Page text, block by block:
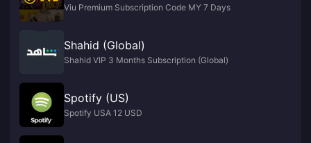
Viu Premium Subscription Code MY 7 Days
Shahid (Global)
Shahid VIP 3 Months Subscription (Global)
Spotify (US)
Spotify USA 12 USD